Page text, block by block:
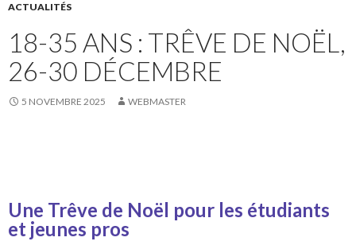
ACTUALITÉS
18-35 ANS : TRÊVE DE NOËL,
26-30 DÉCEMBRE
5 NOVEMBRE 2025 WEBMASTER
Une Trêve de Noël pour les étudiants
et jeunes pros